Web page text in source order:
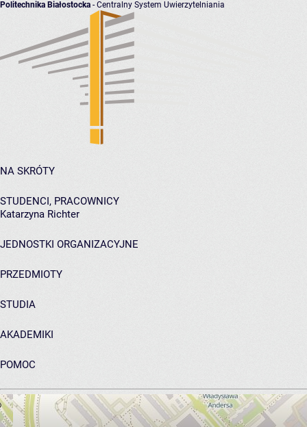
Politechnika Białostocka - Centralny System Uwierzytelniania
NA SKRÓTY
STUDENCI, PRACOWNICY
Katarzyna Richter
JEDNOSTKI ORGANIZACYJNE
PRZEDMIOTY
STUDIA
AKADEMIKI
POMOC
ARCHIWUM PRAC DYPLOMOWYCH